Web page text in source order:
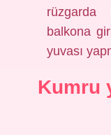
rüzgarda
balkona
yuvası
Kumru